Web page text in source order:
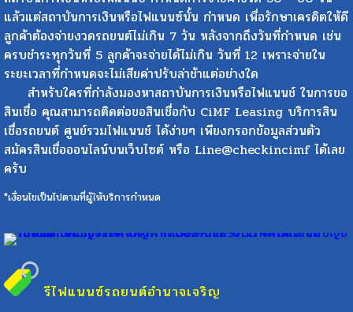
แล้วแต่สถาบันการเงินหรือไฟแนนซ์นั้น กำหนด เพื่อรักษาเครดิตให้ดี
ลูกค้าต้องจ่ายงวดรถยนต์ไม่เกิน 7 วัน หลังจากถึงวันที่กำหนด เช่น
ครบชำระทุกวันที่ 5 ลูกค้าจะจ่ายได้ไม่เกิน วันที่ 12 เพราะจ่ายใน
ระยะเวลาที่กำหนดจะไม่เสียค่าปรับล่าช้าแต่อย่างใด
สำหรับใครที่กำลังมองหาสถาบันการเงินหรือไฟแนนช์ ในการขอ
สินเชื่อ คุณสามารถติดต่อขอสินเชื่อกับ CiMF Leasing บริการสิน
เชื่อรถยนต์ ศูนย์รวมไฟแนนช์ ได้ง่ายๆ เพียงกรอกข้อมูลส่วนตัว
สมัครสินเชื่อออนไลน์บนเว็บไซต์ หรือ Line@checkincimf ได้เลย
ครับ
*เงื่อนไขเป็นไปตามที่ผู้ให้บริการกำหนด
รีไฟแนนซ์รถยนต์อำนาจเจริญ